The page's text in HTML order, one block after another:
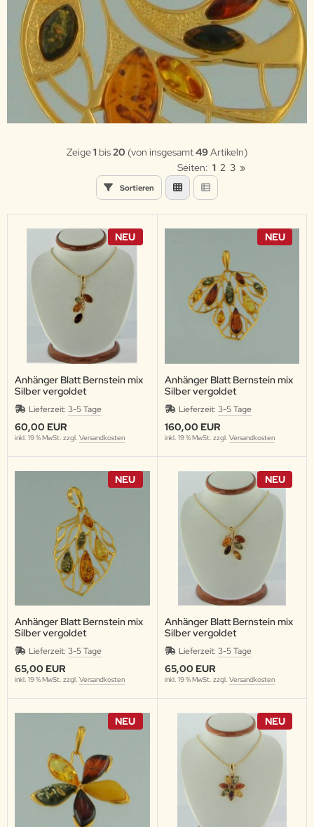
Sortieren
Zeige1 bis20 (von insgesamt49Artikeln)
Seiten: 1 2 3 »
NEU
Anhänger Blatt Bernstein mix
Silber vergoldet
Lieferzeit: 3-5 Tage
60,00 EUR
inkl. 19 % MwSt. zzgl. Versandkosten
NEU
Anhänger Blatt Bernstein mix
Silber vergoldet
Lieferzeit: 3-5 Tage
160,00 EUR
inkl. 19 % MwSt. zzgl. Versandkosten
NEU
Anhänger Blatt Bernstein mix
Silber vergoldet
Lieferzeit: 3-5 Tage
65,00 EUR
inkl. 19 % MwSt. zzgl. Versandkosten
NEU
Anhänger Blatt Bernstein mix
Silber vergoldet
Lieferzeit: 3-5 Tage
65,00 EUR
inkl. 19 % MwSt. zzgl. Versandkosten
NEU NEU